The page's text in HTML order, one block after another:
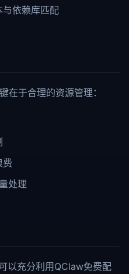
依赖库匹配
在于合理的资源管理：
费
处理
以充分利用QClaw免费配